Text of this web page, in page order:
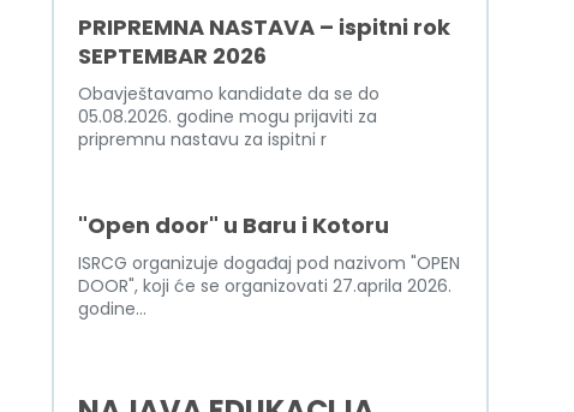
PRIPREMNA NASTAVA – ispitni rok
SEPTEMBAR 2026
Obavještavamo kandidate da se do
05.08.2026. godine mogu prijaviti za
pripremnu nastavu za ispitni r
"Open door" u Baru i Kotoru
ISRCG organizuje događaj pod nazivom "OPEN
DOOR", koji će se organizovati 27.aprila 2026.
godine...